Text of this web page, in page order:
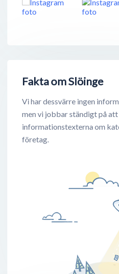
Fakta om Slöinge
Vi har dessvärre ingen
men vi jobbar ständigt på
informationstexterna om
företag.